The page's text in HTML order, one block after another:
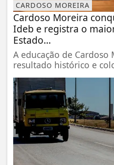
CARDOSO MOREIRA
Cardoso Moreira
Ideb e registra o
Estado...
A educação de
resultado histórico e